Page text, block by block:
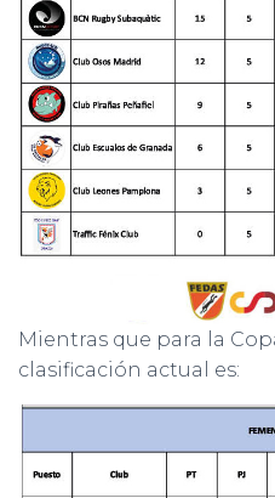
Mientras que para la
clasificación actual es: